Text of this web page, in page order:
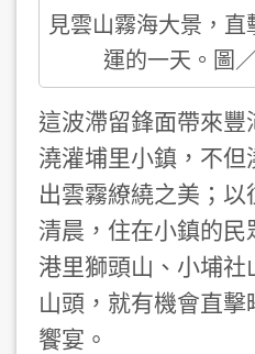
見雲山霧海大景，
運的一天。圖
這波滯留鋒面帶來
澆灌埔里小鎮，不
出雲霧繚繞之美；
清晨，住在小鎮的民
港里獅頭山、小埔
山頭，就有機會直
饗宴。